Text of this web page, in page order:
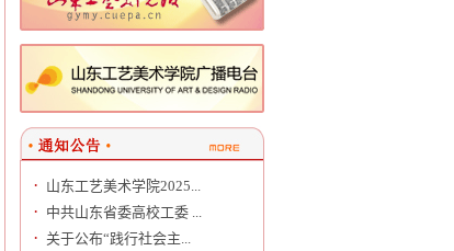
· 山东工艺美术学院2025...
· 中共山东省委高校工委 ...
· 关于公布“践行社会主...